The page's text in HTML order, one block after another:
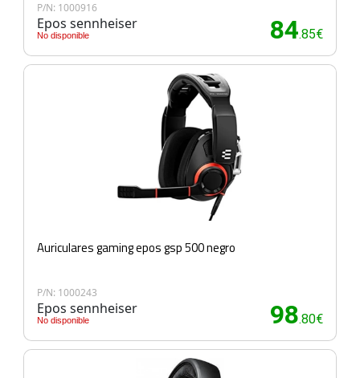
P/N: 1000916
Epos sennheiser
No disponible 84.85€
Auriculares gaming epos gsp 500 negro
P/N: 1000243
Epos sennheiser
No disponible 98.80€